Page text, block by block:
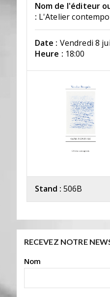
Nom de l'éditeur
: L'Atelier
Date : Vendredi 8
Heure : 18:00
Stand : 506B
RECEVEZ NOTRE
Nom